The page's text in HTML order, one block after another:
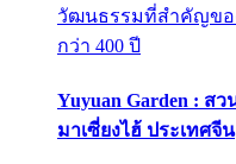
วัฒนธรรมที่สำคัญขอ
กว่า 400 ปี
Yuyuan Garden : ส
มาเซี่ยงไฮ้ ประเทศจีน